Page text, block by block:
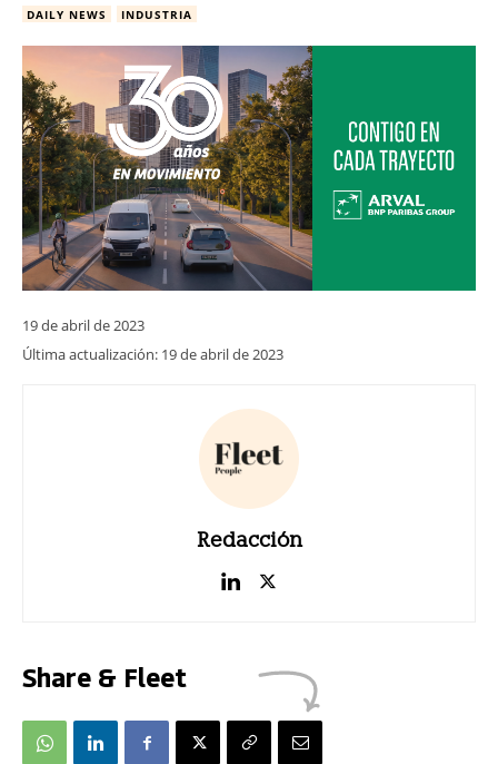
DAILY NEWS INDUSTRIA
19 de abril de 2023
Última actualización: 19 de abril de 2023
Redacción
Share & Fleet